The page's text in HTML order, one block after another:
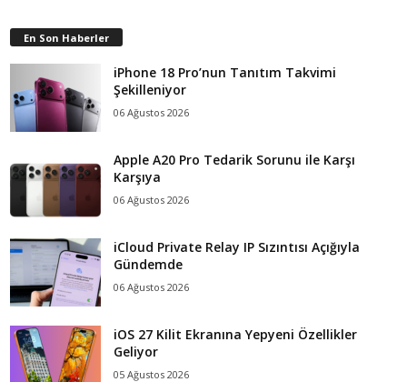
En Son Haberler
iPhone 18 Pro’nun Tanıtım Takvimi
Şekilleniyor
06 Ağustos 2026
Apple A20 Pro Tedarik Sorunu ile Karşı
Karşıya
06 Ağustos 2026
iCloud Private Relay IP Sızıntısı Açığıyla
Gündemde
06 Ağustos 2026
iOS 27 Kilit Ekranına Yepyeni Özellikler
Geliyor
05 Ağustos 2026